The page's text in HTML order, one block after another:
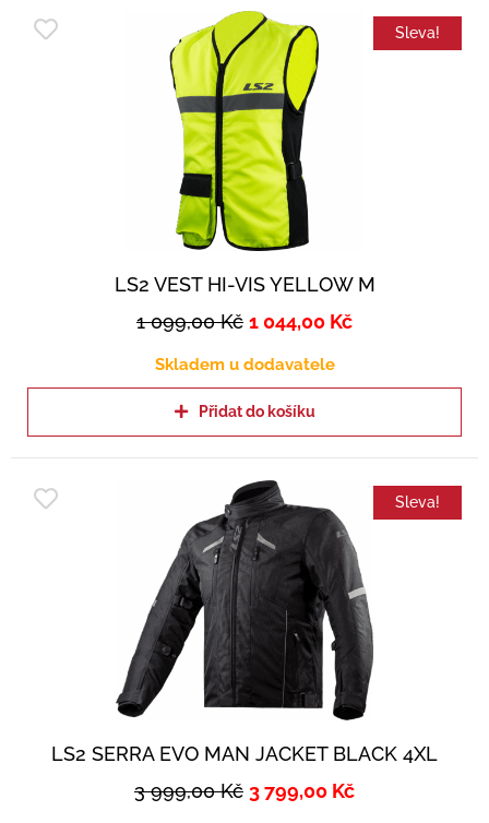
Sleva!
LS2 VEST HI-VIS YELLOW M
1 099,00Kč 1 044,00 Kč
Skladem u dodavatele
Přidat do košíku
Sleva!
LS2 SERRA EVO MAN JACKET BLACK 4XL
3 999,00Kč 3 799,00 Kč